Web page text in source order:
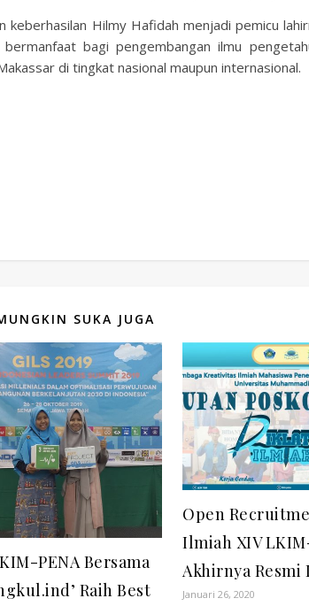
Hilmy Hafidah menjadi pemicu
bagi pengembangan ilmu
di tingkat nasional maupun internasional.
SUKA JUGA
PENA Bersama
Raih Best
Open
Ilmiah XIV
Akhirnya
Januari 26, 2020